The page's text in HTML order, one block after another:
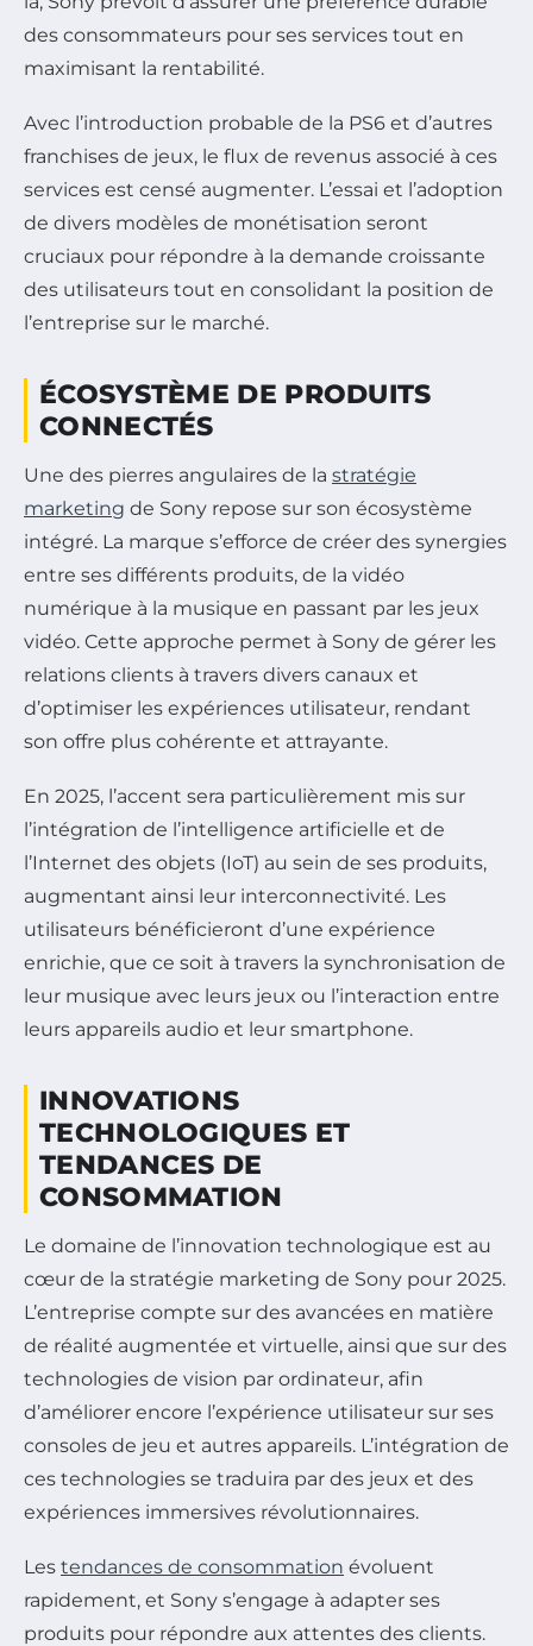
des consommateurs pour ses services tout en
maximisant la rentabilité.
Avec l’introduction probable de la PS6 et d’autres
franchises de jeux, le flux de revenus associé à ces
services est censé augmenter. L’essai et l’adoption
de divers modèles de monétisation seront
cruciaux pour répondre à la demande croissante
des utilisateurs tout en consolidant la position de
l’entreprise sur le marché.
ÉCOSYSTÈME DE PRODUITS
CONNECTÉS
Une des pierres angulaires de la stratégie
marketing de Sony repose sur son écosystème
intégré. La marque s’efforce de créer des synergies
entre ses différents produits, de la vidéo
numérique à la musique en passant par les jeux
vidéo. Cette approche permet à Sony de gérer les
relations clients à travers divers canaux et
d’optimiser les expériences utilisateur, rendant
son offre plus cohérente et attrayante.
En 2025, l’accent sera particulièrement mis sur
l’intégration de l’intelligence artificielle et de
l’Internet des objets (IoT) au sein de ses produits,
augmentant ainsi leur interconnectivité. Les
utilisateurs bénéficieront d’une expérience
enrichie, que ce soit à travers la synchronisation de
leur musique avec leurs jeux ou l’interaction entre
leurs appareils audio et leur smartphone.
INNOVATIONS
TECHNOLOGIQUES ET
TENDANCES DE
CONSOMMATION
Le domaine de l’innovation technologique est au
cœur de la stratégie marketing de Sony pour 2025.
L’entreprise compte sur des avancées en matière
de réalité augmentée et virtuelle, ainsi que sur des
technologies de vision par ordinateur, afin
d’améliorer encore l’expérience utilisateur sur ses
consoles de jeu et autres appareils. L’intégration de
ces technologies se traduira par des jeux et des
expériences immersives révolutionnaires.
Les tendances de consommation évoluent
rapidement, et Sony s’engage à adapter ses
produits pour répondre aux attentes des clients.